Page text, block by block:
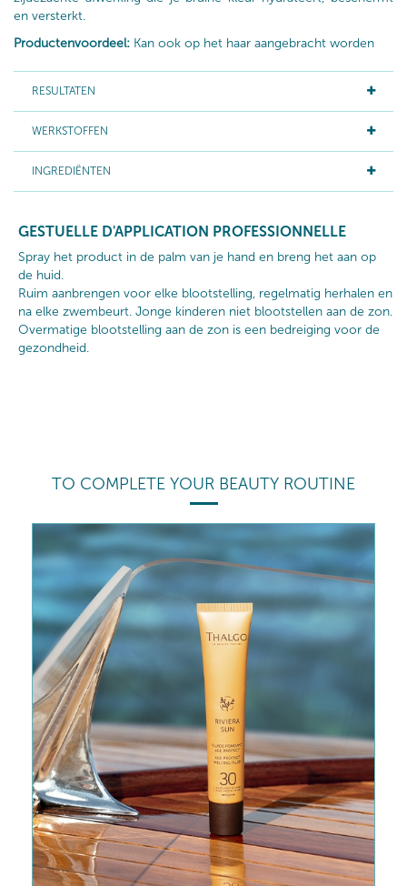
en versterkt.
Productenvoordeel: Kan ook op het haar aangebracht worden
RESULTATEN
WERKSTOFFEN
INGREDIËNTEN
GESTUELLE D'APPLICATION PROFESSIONNELLE
Spray het product in de palm van je hand en breng het aan op
de huid.
Ruim aanbrengen voor elke blootstelling, regelmatig herhalen en
na elke zwembeurt. Jonge kinderen niet blootstellen aan de zon.
Overmatige blootstelling aan de zon is een bedreiging voor de
gezondheid.
TO COMPLETE YOUR BEAUTY ROUTINE